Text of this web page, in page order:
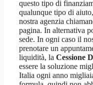
questo tipo di
qualunque tipo di
nostra agenzia
pagina. In alternativa
sede. In ogni caso il
prenotare un
liquidità, la Cessione
essere la soluzione
Italia ogni anno